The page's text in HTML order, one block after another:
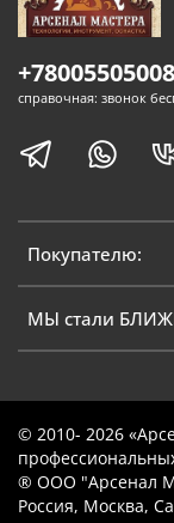
Покупателю:
МЫ стали
+78005505008
справочная: звонок
© 2010- 2026
® ООО "Арсенал
Россия, Москва,